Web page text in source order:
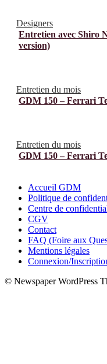
Designers
Entretien avec Shiro
version)
Entretien du mois
GDM 150 – Ferrari
Entretien du mois
GDM 150 – Ferrari
Accueil GDM
Politique de
Centre de
CGV
Contact
FAQ (Foire aux
Mentions légales
Connexion/
© Newspaper WordPress